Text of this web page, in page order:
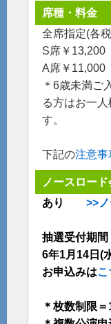
席種・料金
全席指定(各
S席￥13,200
A席￥11,000
＊6歳未満ご
る方はお一
す。
下記の注意事
ノースロー
あり >>
抽選受付期
6年1月14日(
お申込みはこ
＊枚数制限